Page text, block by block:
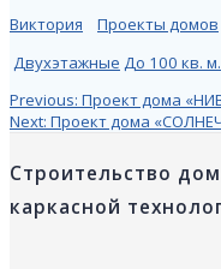
Виктория Проекты домов
Двухэтажные До 100 кв. м.
по
записям
Previous: Previous
post:
Проект дома
Next: Next
Проект дома
Строительство
каркасной